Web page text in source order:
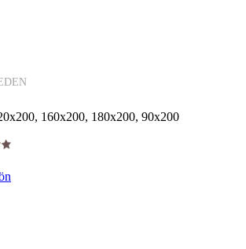
160x200, 180x200, 90x200